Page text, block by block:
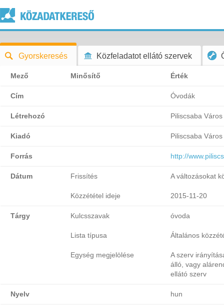
Gyorskeresés Közfeladatot ellátó szervek
Mező Minősítő Érték
Cím Óvodák
Létrehozó Piliscsaba
Kiadó Piliscsaba
Forrás http://
Dátum Frissítés A változásokat
Közzététel ideje 2015-11-20
Tárgy Kulcsszavak óvoda
Lista típusa Általános
Egység megjelölése
A szerv
álló, vagy
ellátó szerv
Nyelv hun